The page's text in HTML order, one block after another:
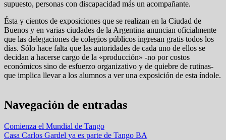
supuesto, personas con discapacidad más un acompañante.
Ésta y cientos de exposiciones que se realizan en la Ciudad de
Buenos y en varias ciudades de la Argentina anuncian oficialmente
que las delegaciones de colegios públicos ingresan gratis todos los
días. Sólo hace falta que las autoridades de cada uno de ellos se
decidan a hacerse cargo de la «producción» -no por costos
económicos sino de esfuerzo organizativo y de quiebre de rutinas-
que implica llevar a los alumnos a ver una exposición de esta índole.
Navegación de entradas
Comienza el Mundial de Tango
Casa Carlos Gardel ya es parte de Tango BA